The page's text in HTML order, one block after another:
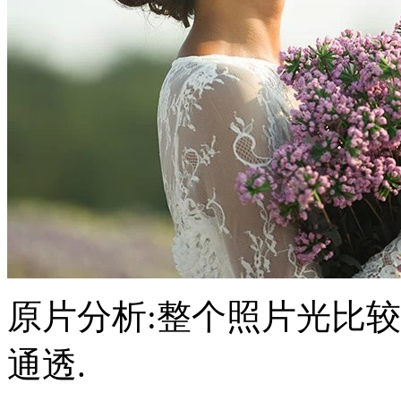
原片分析:整个照片光比
通透.